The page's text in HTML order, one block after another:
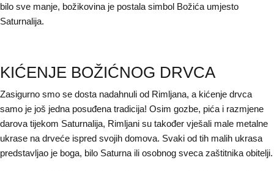
bilo sve manje, božikovina je postala simbol Božića umjesto
Saturnalija.
KIĆENJE BOŽIĆNOG DRVCA
Zasigurno smo se dosta nadahnuli od Rimljana, a kićenje drvca
samo je još jedna posuđena tradicija! Osim gozbe, pića i razmjene
darova tijekom Saturnalija, Rimljani su također vješali male metalne
ukrase na drveće ispred svojih domova. Svaki od tih malih ukrasa
predstavljao je boga, bilo Saturna ili osobnog sveca zaštitnika obitelji.